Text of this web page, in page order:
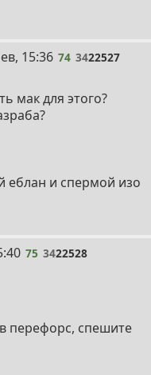
15:36 74 3422527
мак для этого?
и спермой изо
75 3422528
перефорс, спешите